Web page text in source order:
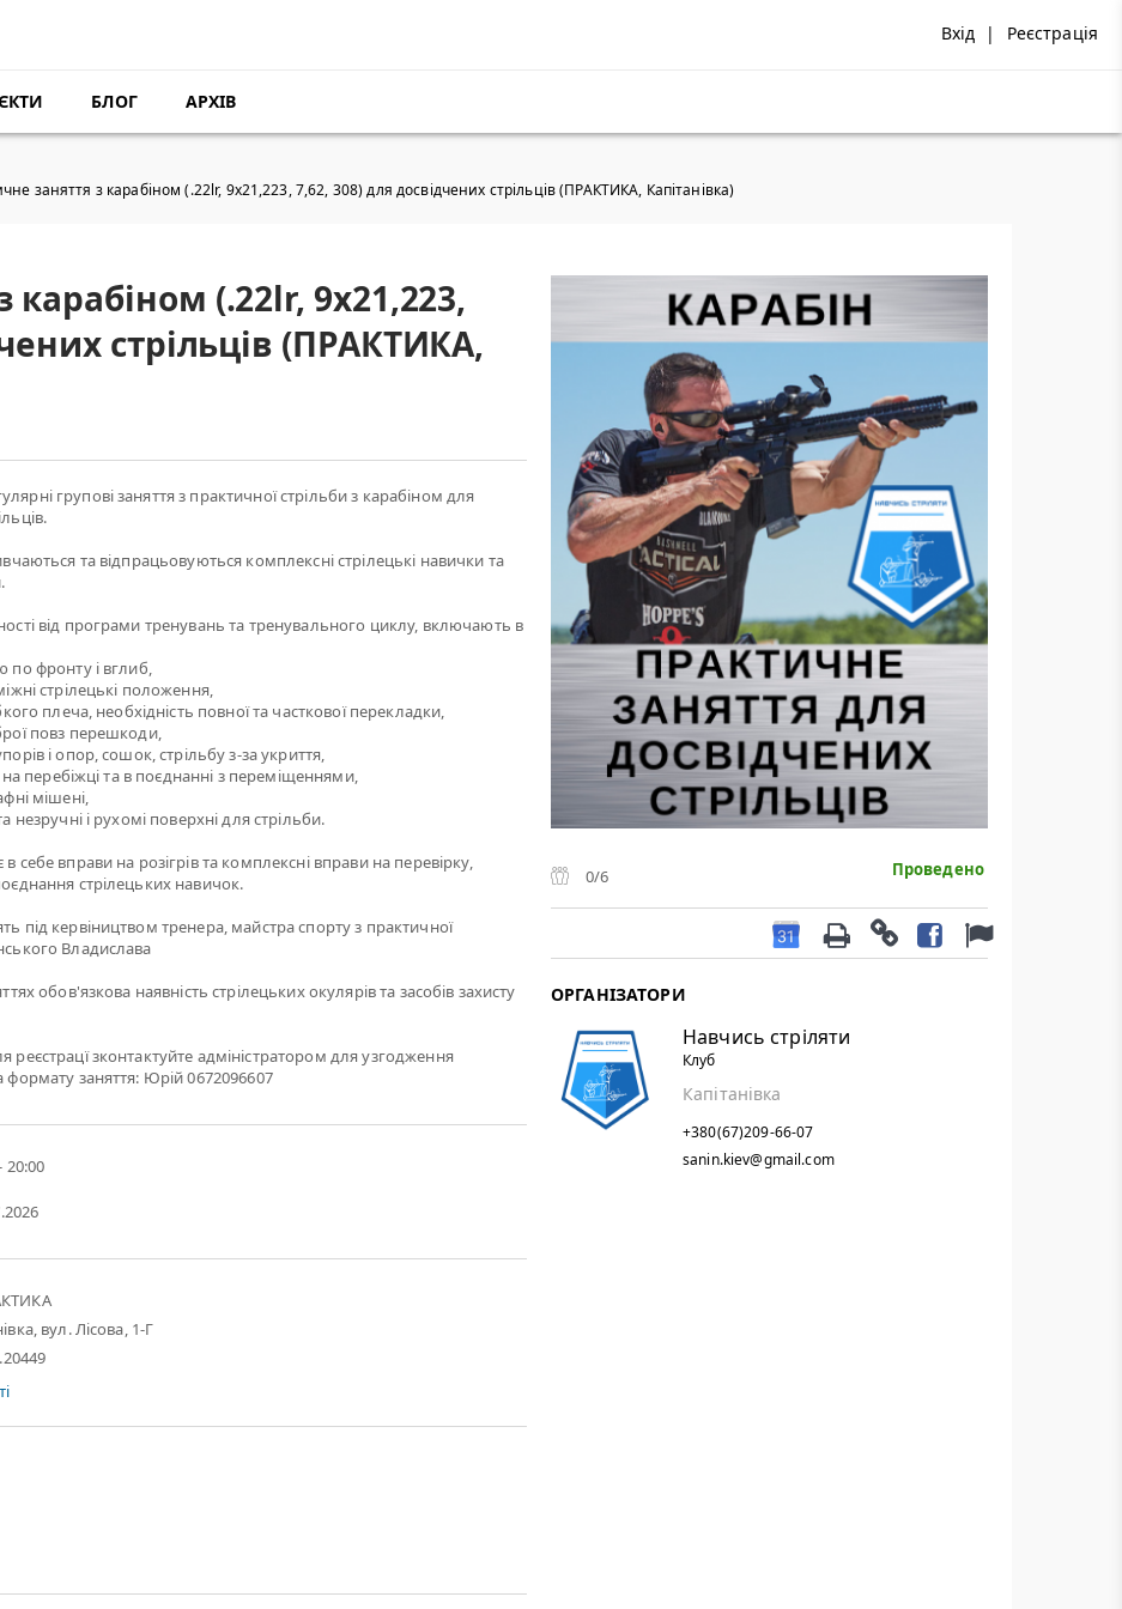
Вхід | Реєстрація
БЛОГ АРХІВ
заняття з карабіном (.22lr, 9х21,223, 7,62, 308) для досвідчених стрільців (ПРАКТИКА, Капітанівка)
(.22lr, 9х21,223,
стрільців (ПРАКТИКА,
групові заняття з практичної стрільби з карабіном для
та відпрацьовуються комплексні стрілецькі навички та
від програми тренувань та тренувального циклу, включають в
по фронту і вглиб,
стрілецькі положення,
плеча, необхідність повної та часткової перекладки,
повз перешкоди,
і опор, сошок, стрільбу з-за укриття,
на перебіжці та в поєднанні з переміщеннями,
мішені,
незручні і рухомі поверхні для стрільби.
себе вправи на розігрів та комплексні вправи на перевірку,
стрілецьких навичок.
під кервіництвом тренера, майстра спорту з практичної
Владислава
обов'язкова наявність стрілецьких окулярів та засобів захисту
зконтактуйте адміністратором для узгодження
формату заняття: Юрій 0672096607
20:00
вул. Лісова, 1-Г
0/6 Проведено
ОРГАНІЗАТОРИ
Навчись стріляти
Клуб
Капітанівка
+380(67)209-66-07
sanin.kiev@gmail.com